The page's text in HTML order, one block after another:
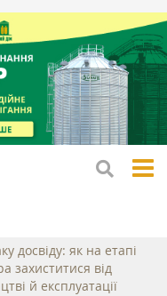
досвіду: як на етапі
захиститися від
й експлуатації